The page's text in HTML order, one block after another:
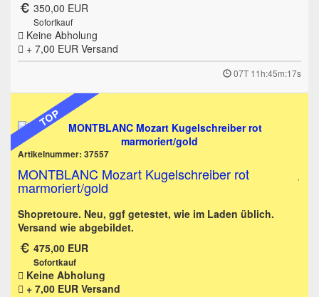
350,00 EUR
Sofortkauf
Keine Abholung
+ 7,00 EUR Versand
07T 11h:45m:17s
TOP
Artikelnummer: 37557
MONTBLANC Mozart Kugelschreiber rot
marmoriert/gold
Shopretoure. Neu, ggf getestet, wie im Laden üblich.
Versand wie abgebildet.
475,00 EUR
Sofortkauf
Keine Abholung
+ 7,00 EUR Versand